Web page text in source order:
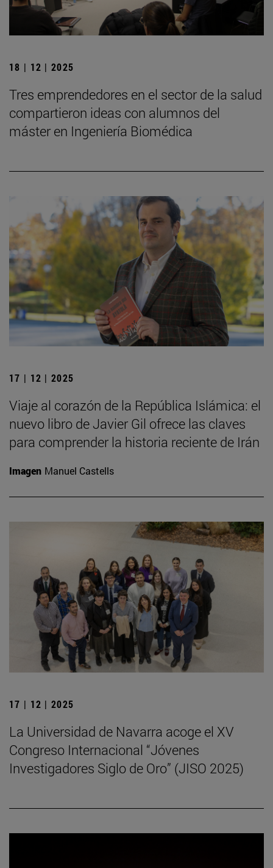
18 | 12 | 2025
Tres emprendedores en el sector de la salud
compartieron ideas con alumnos del
máster en Ingeniería Biomédica
17 | 12 | 2025
Viaje al corazón de la República Islámica: el
nuevo libro de Javier Gil ofrece las claves
para comprender la historia reciente de Irán
Imagen Manuel Castells
17 | 12 | 2025
La Universidad de Navarra acoge el XV
Congreso Internacional “Jóvenes
Investigadores Siglo de Oro” (JISO 2025)